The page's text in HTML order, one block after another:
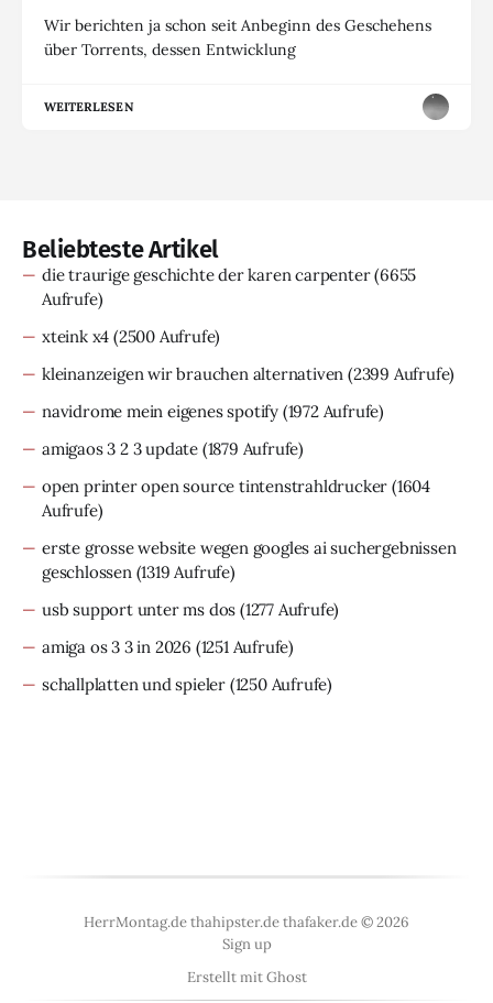
Wir berichten ja schon seit Anbeginn des Geschehens
über Torrents, dessen Entwicklung
WEITERLESEN
Beliebteste Artikel
die traurige geschichte der karen carpenter(6655
Aufrufe)
xteink x4 (2500 Aufrufe)
kleinanzeigen wir brauchen alternativen (2399 Aufrufe)
navidrome mein eigenes spotify (1972 Aufrufe)
amigaos 3 2 3 update (1879 Aufrufe)
open printer open source tintenstrahldrucker (1604
Aufrufe)
erste grosse website wegen googles ai suchergebnissen
geschlossen (1319 Aufrufe)
usb support unter ms dos (1277 Aufrufe)
amiga os 3 3 in 2026 (1251 Aufrufe)
schallplatten und spieler (1250 Aufrufe)
HerrMontag.de thahipster.de thafaker.de © 2026
Sign up
Erstellt mitGhost